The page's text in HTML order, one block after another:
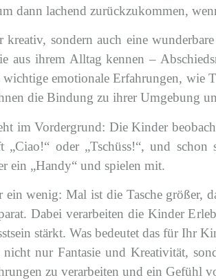
dann lachend zurückzukommen,
kreativ, sondern auch eine
aus ihrem Alltag kennen –
emotionale Erfahrungen, wie
die Bindung zu ihrer Umgebung
im Vordergrund: Die Kinder
„Ciao!“ oder „Tschüss!“, und
ein „Handy“ und spielen mit.
ein wenig: Mal ist die Tasche größer,
Dabei verarbeiten die Kinder
stärkt. Was bedeutet das für Ihr
nur Fantasie und Kreativität,
zu verarbeiten und ein Gefühl